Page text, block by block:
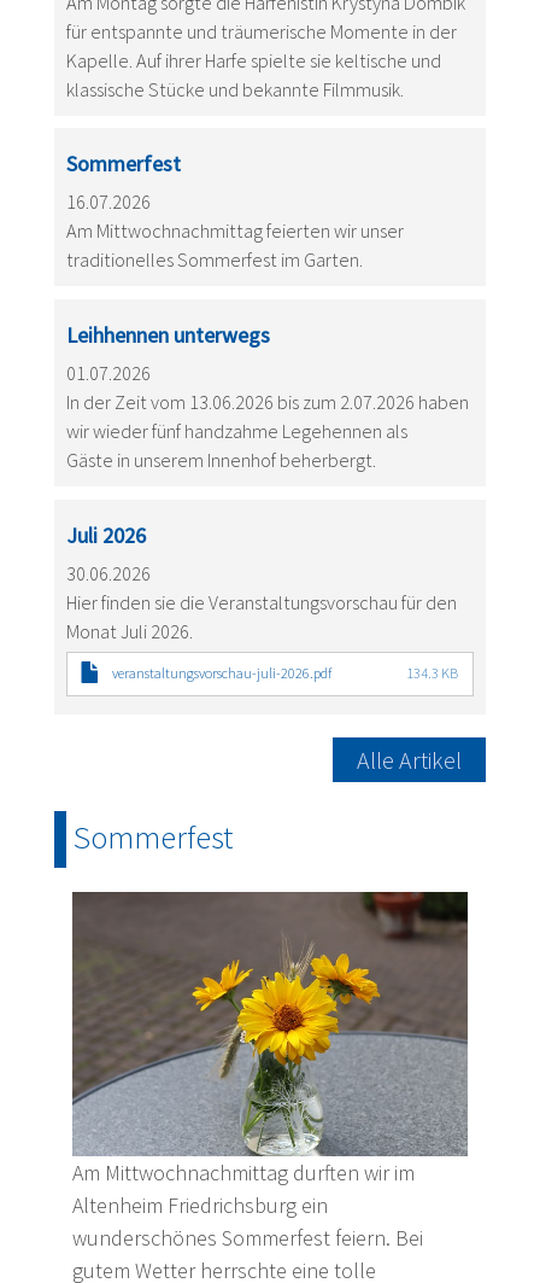
für entspannte und träumerische Momente in der
Kapelle. Auf ihrer Harfe spielte sie keltische und
klassische Stücke und bekannte Filmmusik.
Sommerfest
16.07.2026
Am Mittwochnachmittag feierten wir unser
traditionelles Sommerfest im Garten.
Leihhennen unterwegs
01.07.2026
In der Zeit vom 13.06.2026 bis zum 2.07.2026 haben
wir wieder fünf handzahme Legehennen als
Gäste in unserem Innenhof beherbergt.
Juli 2026
30.06.2026
Hier finden sie die Veranstaltungsvorschau für den
Monat Juli 2026.
veranstaltungsvorschau-juli-2026.pdf 134.3 KB
Alle Artikel
Sommerfest
Am Mittwochnachmittag durften wir im
Altenheim Friedrichsburg ein
wunderschönes Sommerfest feiern. Bei
gutem Wetter herrschte eine tolle